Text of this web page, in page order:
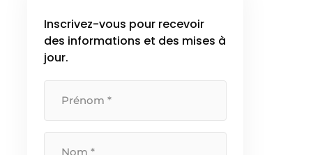
Inscrivez-vous pour recevoir
des informations et des mises à
jour.